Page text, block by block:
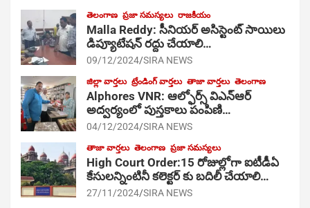
తెలంగాణ ప్రజా సమస్యలు రాజకీయం
Malla Reddy: సీనియర్ అసిస్టెంట్ సాయిలు
డిప్యూటేషన్ రద్దు చేయాలి…
09/12/2024 SIRA NEWS
జిల్లా వార్తలు ట్రేండింగ్ వార్తలు తాజా వార్తలు తెలంగాణ
Alphores VNR: ఆల్ఫోర్స్ విఎన్ఆర్
అద్వర్యంలో పుస్తకాలు పంపిణి…
04/12/2024 SIRA NEWS
తాజా వార్తలు తెలంగాణ ప్రజా సమస్యలు
High Court Order:15 రోజుల్లోగా ఐటీడీఏ
కేసులన్నింటినీ కలెక్టర్ కు బదిలీ చేయాలి…
27/11/2024 SIRA NEWS